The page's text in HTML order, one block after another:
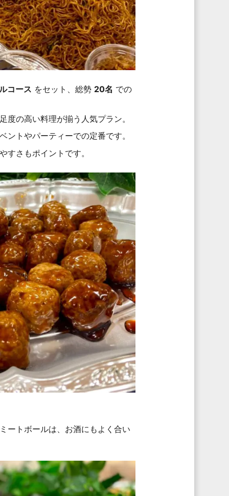
コース をセット、総勢 20名 での
度の高い料理が揃う人気プラン。
ントやパーティーでの定番です。
すさもポイントです。
ートボールは、お酒にもよく合い